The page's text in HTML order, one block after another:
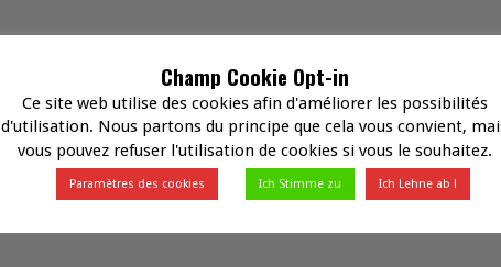
Champ Cookie Opt-in
Ce site web utilise des cookies afin d'améliorer les possibilités
d'utilisation. Nous partons du principe que cela vous convient,
vous pouvez refuser l'utilisation de cookies si vous le souhaitez.
Paramètres des cookies Ich Stimme zu Ich Lehne ab !